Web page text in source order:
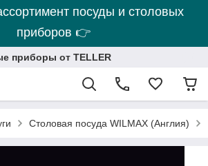
посуды и столовых
приборов 👉
приборы от TELLER
Столовая посуда WILMAX (Англия)